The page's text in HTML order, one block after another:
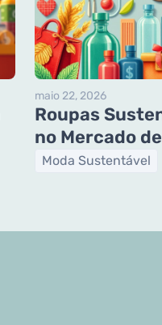
maio 22, 2026
Roupas
no Mercado
Moda Sustentável